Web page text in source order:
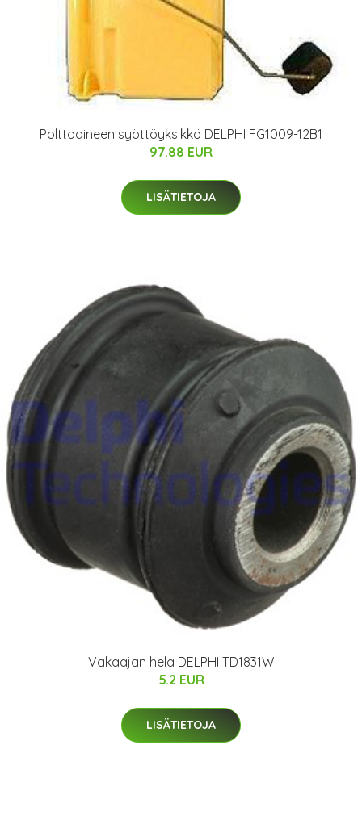
Polttoaineen syöttöyksikkö DELPHI FG1009-12B1
97.88 EUR
LISÄTIETOJA
Vakaajan hela DELPHI TD1831W
5.2 EUR
LISÄTIETOJA